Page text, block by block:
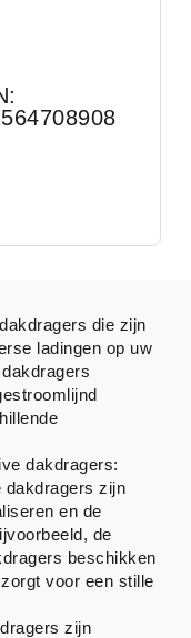
die zijn
ladingen op uw
dakdragers:
dakdragers zijn
en de
de
beschikken
voor een stille
zijn